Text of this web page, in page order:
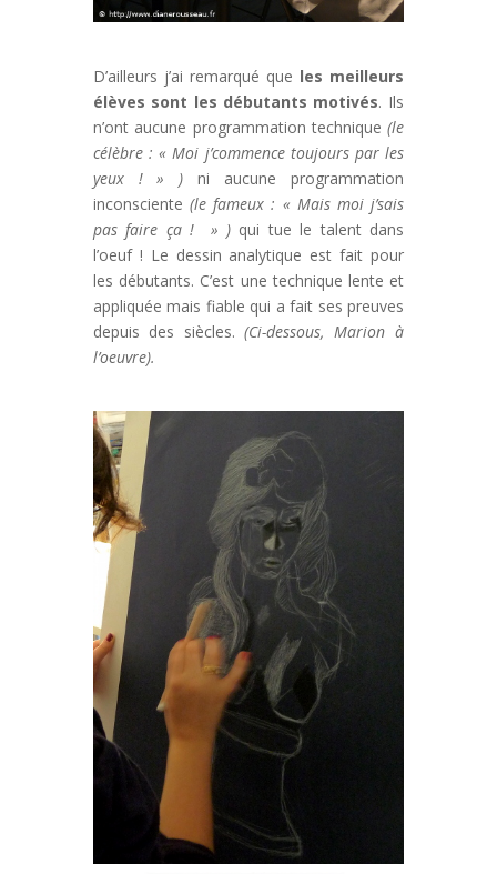
D’ailleurs j’ai remarqué que les meilleurs
élèves sont les débutants motivés. Ils
n’ont aucune programmation technique (le
célèbre : « Moi j’commence toujours par les
yeux ! » ) ni aucune programmation
inconsciente (le fameux : « Mais moi j’sais
pas faire ça ! » ) qui tue le talent dans
l’oeuf ! Le dessin analytique est fait pour
les débutants. C’est une technique lente et
appliquée mais fiable qui a fait ses preuves
depuis des siècles. (Ci-dessous, Marion à
l’oeuvre).